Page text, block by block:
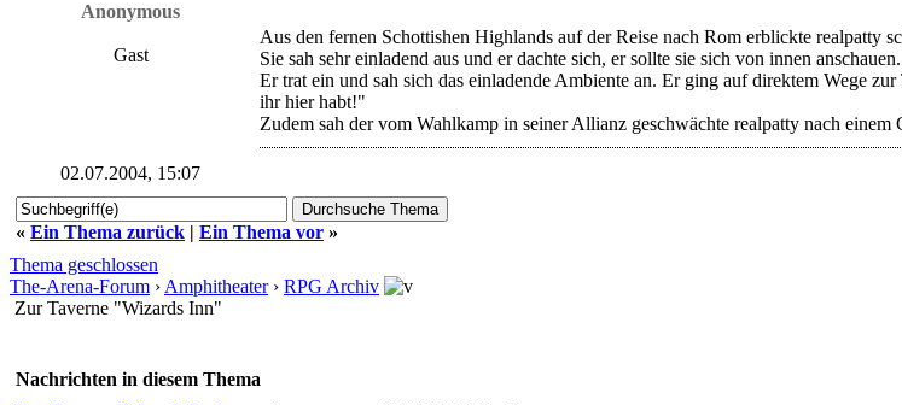
Anonymous
Gast
Aus den fernen Schottishen Highlands auf der Reise nach Rom erblickte realpatty
Sie sah sehr einladend aus und er dachte sich, er sollte sie sich von innen anschauen.
Er trat ein und sah sich das einladende Ambiente an. Er ging auf direktem Wege
ihr hier habt!"
Zudem sah der vom Wahlkamp in seiner Allianz geschwächte realpatty nach einem
02.07.2004, 15:07
« Ein Thema zurück | Ein Thema vor »
Thema geschlossen
The-Arena-Forum › Amphitheater› RPG Archiv
Zur Taverne "Wizards Inn"
Nachrichten in diesem Thema